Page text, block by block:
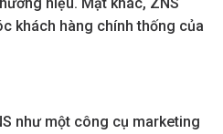
khách hàng chính thống của
như một công cụ marketing